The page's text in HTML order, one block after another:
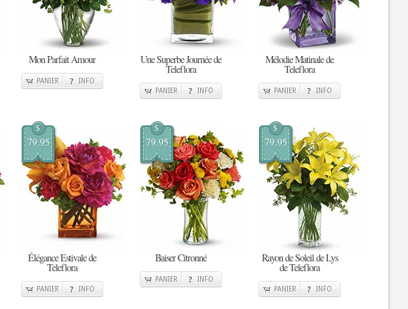
Mon Parfait Amour
PANIER INFO
Une Superbe Journée de
Teleflora
PANIER INFO
Mélodie Matinale de
Teleflora
PANIER INFO
$
79.95
Élégance Estivale de
Teleflora
PANIER INFO
$
79.95
Baiser Citronné
PANIER INFO
$
79.95
Rayon de Soleil de Lys
de Teleflora
PANIER INFO